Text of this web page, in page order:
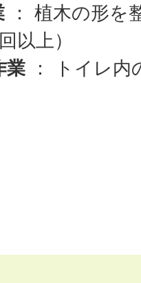
： 植木の形を
以上）
業 ： トイレ内